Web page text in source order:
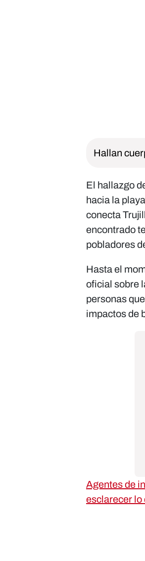
Hallan
El hallazgo
hacia la
conecta
encontrado
pobladores
Hasta el
oficial sobre
personas
impactos de
Agentes de
esclarecer lo